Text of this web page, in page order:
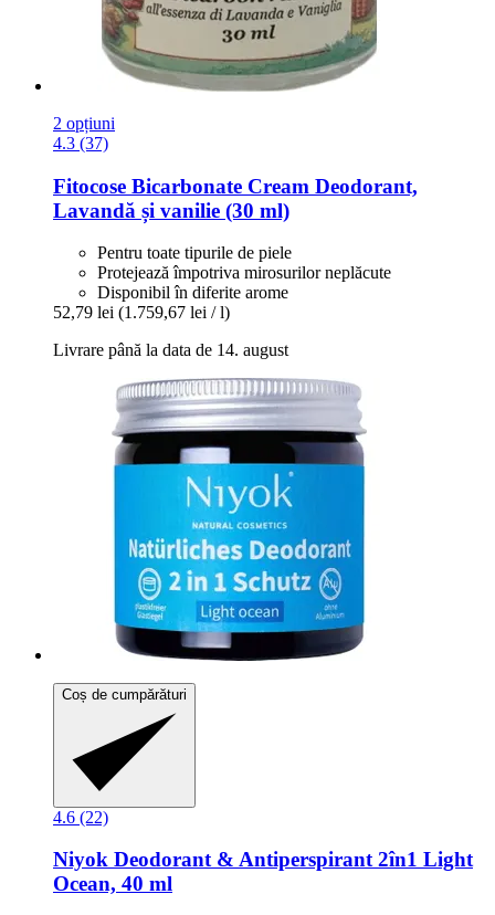
2 opțiuni
4.3 (37)
Fitocose Bicarbonate Cream Deodorant,
Lavandă și vanilie (30 ml)
Pentru toate tipurile de piele
Protejează împotriva mirosurilor neplăcute
Disponibil în diferite arome
52,79 lei (1.759,67 lei / l)
Livrare până la data de 14. august
Coș de cumpărături
4.6 (22)
Niyok Deodorant & Antiperspirant 2în1 Light
Ocean, 40 ml